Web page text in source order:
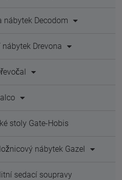
nábytek Decodom
Drevona
stoly Gate-Hobis
nábytek Gazel
sedací soupravy